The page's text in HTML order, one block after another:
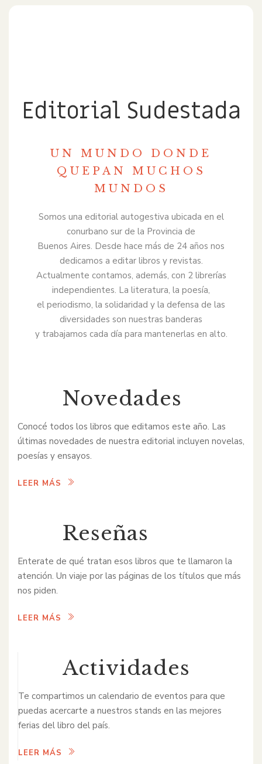
Editorial Sudestada
UN MUNDO DONDE
QUEPAN MUCHOS
MUNDOS
Somos una editorial autogestiva ubicada en el
conurbano sur de la Provincia de
Buenos Aires. Desde hace más de 24 años nos
dedicamos a editar libros y revistas.
Actualmente contamos, además, con 2 librerías
independientes. La literatura, la poesía,
el periodismo, la solidaridad y la defensa de las
diversidades son nuestras banderas
y trabajamos cada día para mantenerlas en alto.
Novedades
Conocé todos los libros que editamos este año. Las
últimas novedades de nuestra editorial incluyen novelas,
poesías y ensayos.
LEER MÁS
Reseñas
Enterate de qué tratan esos libros que te llamaron la
atención. Un viaje por las páginas de los títulos que más
nos piden.
LEER MÁS
Actividades
Te compartimos un calendario de eventos para que
puedas acercarte a nuestros stands en las mejores
ferias del libro del país.
LEER MÁS